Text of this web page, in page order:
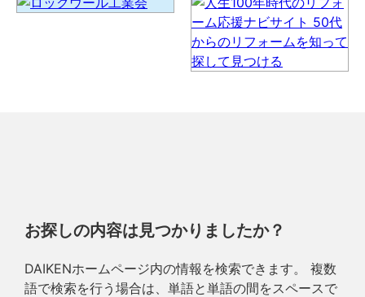
お探しの内容は見つかりましたか？
DAIKENホームページ内の情報を検索できます。 複数
語で検索を行う場合は、単語と単語の間をスペースで